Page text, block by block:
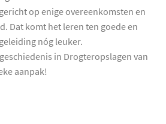
op enige overeenkomsten en
Dat komt het leren ten goede en
nóg leuker.
in Drogteropslagen van
aanpak!